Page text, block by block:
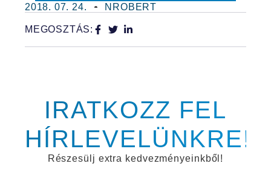
2018. 07. 24.
NROBERT
MEGOSZTÁS:
IRATKOZZ FEL
HÍRLEVELÜNKRE!
Részesülj extra kedvezményeinkből!